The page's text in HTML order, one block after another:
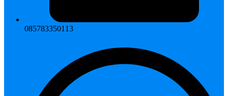
085783350113